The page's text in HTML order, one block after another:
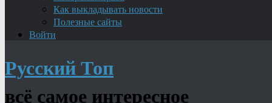
Как выкладывать новости
Полезные сайты
Войти
Русский Топ
всё самое интересное